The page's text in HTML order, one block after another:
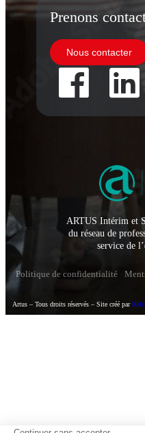
Prenons
Nous contacter
ARTUS Intérim et
du réseau de
service de
Politique de confidentialité
Artus – Tous droits réservés – Site créé par